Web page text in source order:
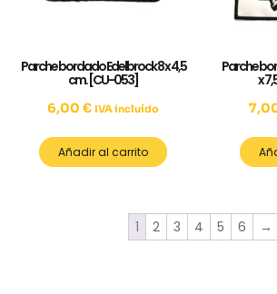
Parche bordado Edelbrock 8 x 4,5
cm. [CU-053]
6,00 € IVA incluído
Añadir al carrito
Parche
x
1 2 3 4 5 6 →